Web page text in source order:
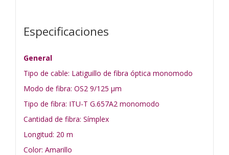
Especificaciones
General
Tipo de cable: Latiguillo de fibra óptica monomodo
Modo de fibra: OS2 9/125 µm
Tipo de fibra: ITU-T G.657A2 monomodo
Cantidad de fibra: Símplex
Longitud: 20 m
Color: Amarillo